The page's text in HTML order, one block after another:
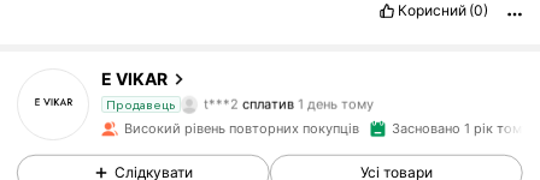
Корисний (0)
E VIKAR
Продавець
t***2 сплатив 1 день тому
1 день тому
4.93 26K Підписники
Високий рівень повторних покупців Засновано 1 рік тому
Слідкувати Усі товари